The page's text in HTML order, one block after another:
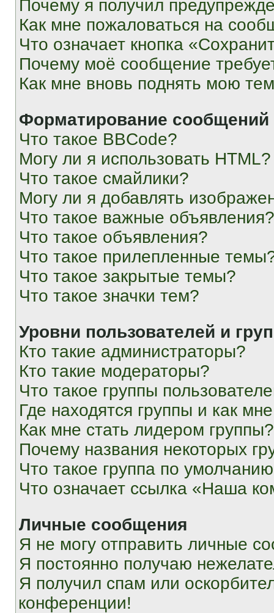
Почему я получил
Как мне пожаловаться на
Что означает кнопка
Почему моё сообщение
Как мне вновь поднять мою
Форматирование
Что такое BBCode?
Могу ли я использовать HTML?
Что такое смайлики?
Могу ли я добавлять
Что такое важные объявления?
Что такое объявления?
Что такое прилепленные
Что такое закрытые темы?
Что такое значки тем?
Уровни пользователей и
Кто такие администраторы?
Кто такие модераторы?
Что такое группы
Где находятся группы и как
Как мне стать лидером группы?
Почему названия некоторых
Что такое группа по
Что означает ссылка «Наша
Личные сообщения
Я не могу отправить личные
Я постоянно получаю
Я получил спам или
конференции!